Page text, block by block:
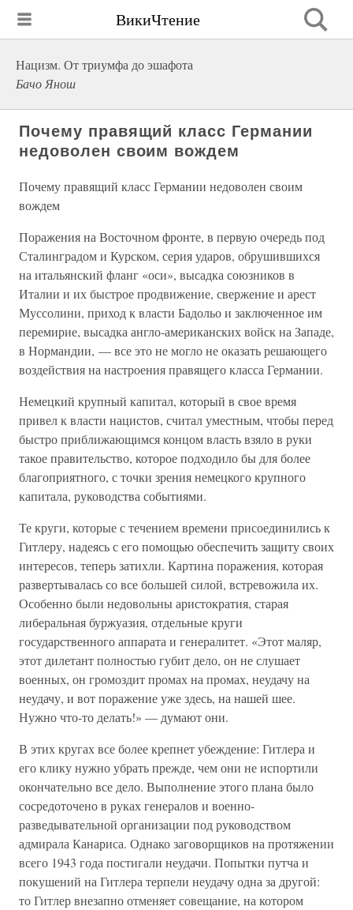
ВикиЧтение
Нацизм. От триумфа до эшафота
Бачо Янош
Почему правящий класс Германии
недоволен своим вождем
Почему правящий класс Германии недоволен своим
вождем
Поражения на Восточном фронте, в первую очередь под
Сталинградом и Курском, серия ударов, обрушившихся
на итальянский фланг «оси», высадка союзников в
Италии и их быстрое продвижение, свержение и арест
Муссолини, приход к власти Бадольо и заключенное им
перемирие, высадка англо-американских войск на Западе,
в Нормандии, — все это не могло не оказать решающего
воздействия на настроения правящего класса Германии.
Немецкий крупный капитал, который в свое время
привел к власти нацистов, считал уместным, чтобы перед
быстро приближающимся концом власть взяло в руки
такое правительство, которое подходило бы для более
благоприятного, с точки зрения немецкого крупного
капитала, руководства событиями.
Те круги, которые с течением времени присоединились к
Гитлеру, надеясь с его помощью обеспечить защиту своих
интересов, теперь затихли. Картина поражения, которая
развертывалась со все большей силой, встревожила их.
Особенно были недовольны аристократия, старая
либеральная буржуазия, отдельные круги
государственного аппарата и генералитет. «Этот маляр,
этот дилетант полностью губит дело, он не слушает
военных, он громоздит промах на промах, неудачу на
неудачу, и вот поражение уже здесь, на нашей шее.
Нужно что-то делать!» — думают они.
В этих кругах все более крепнет убеждение: Гитлера и
его клику нужно убрать прежде, чем они не испортили
окончательно все дело. Выполнение этого плана было
сосредоточено в руках генералов и военно-
разведывательной организации под руководством
адмирала Канариса. Однако заговорщиков на протяжении
всего 1943 года постигали неудачи. Попытки путча и
покушений на Гитлера терпели неудачу одна за другой:
то Гитлер внезапно отменяет совещание, на котором